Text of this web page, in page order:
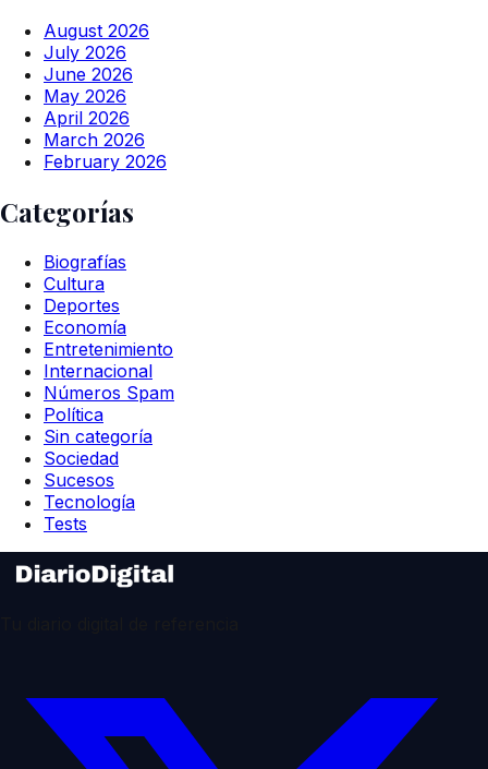
August 2026
July 2026
June 2026
May 2026
April 2026
March 2026
February 2026
Categorías
Biografías
Cultura
Deportes
Economía
Entretenimiento
Internacional
Números Spam
Política
Sin categoría
Sociedad
Sucesos
Tecnología
Tests